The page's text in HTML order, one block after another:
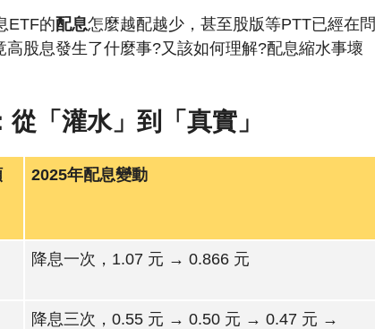
ETF的配息怎麼越配越少，甚至股版等PTT已經在問
高股息發生了什麼事?又該如何理解?配息縮水事壞
「灌水」到「真實」
2025年配息變動
降息一次，1.07 元 → 0.866 元
降息三次，0.55 元 → 0.50 元 → 0.47 元 →